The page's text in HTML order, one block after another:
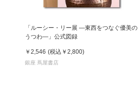
「ルーシー・リー展 ―東西をつなぐ優美の
うつわ―」公式図録
￥2,546 (税込 ￥2,800)
銀座 蔦屋書店